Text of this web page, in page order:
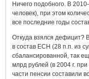
Ничего подобного. В
человек), при этом
все последние годы
Откуда взялся дефицит?
в состав ЕСН (28 п.п. из
сбалансированной, так
млрд рублей (в 2004 г.
части пенсии составили